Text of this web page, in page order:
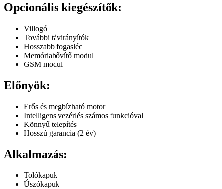
Opcionális kiegészítők:
Villogó
További távirányítók
Hosszabb fogasléc
Memóriabővítő modul
GSM modul
Előnyök:
Erős és megbízható motor
Intelligens vezérlés számos funkcióval
Könnyű telepítés
Hosszú garancia (2 év)
Alkalmazás:
Tolókapuk
Úszókapuk